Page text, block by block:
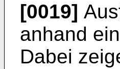
[0019]
anhand
Dabei